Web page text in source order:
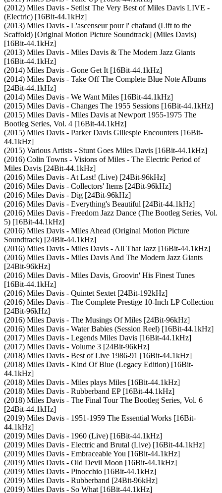
(2012) Miles Davis - Setlist The Very Best of Miles Davis LIVE -
(Electric) [16Bit-44.1kHz]
(2013) Miles Davis - L'ascenseur pour l' chafaud (Lift to the
Scaffold) [Original Motion Picture Soundtrack] (Miles Davis)
[16Bit-44.1kHz]
(2013) Miles Davis - Miles Davis & The Modern Jazz Giants
[16Bit-44.1kHz]
(2014) Miles Davis - Gone Get It [16Bit-44.1kHz]
(2014) Miles Davis - Take Off The Complete Blue Note Albums
[24Bit-44.1kHz]
(2014) Miles Davis - We Want Miles [16Bit-44.1kHz]
(2015) Miles Davis - Changes The 1955 Sessions [16Bit-44.1kHz]
(2015) Miles Davis - Miles Davis at Newport 1955-1975 The
Bootleg Series, Vol. 4 [16Bit-44.1kHz]
(2015) Miles Davis - Parker Davis Gillespie Encounters [16Bit-
44.1kHz]
(2015) Various Artists - Stunt Goes Miles Davis [16Bit-44.1kHz]
(2016) Colin Towns - Visions of Miles - The Electric Period of
Miles Davis [24Bit-44.1kHz]
(2016) Miles Davis - At Last! (Live) [24Bit-96kHz]
(2016) Miles Davis - Collectors' Items [24Bit-96kHz]
(2016) Miles Davis - Dig [24Bit-96kHz]
(2016) Miles Davis - Everything's Beautiful [24Bit-44.1kHz]
(2016) Miles Davis - Freedom Jazz Dance (The Bootleg Series, Vol.
5) [16Bit-44.1kHz]
(2016) Miles Davis - Miles Ahead (Original Motion Picture
Soundtrack) [24Bit-44.1kHz]
(2016) Miles Davis - Miles Davis - All That Jazz [16Bit-44.1kHz]
(2016) Miles Davis - Miles Davis And The Modern Jazz Giants
[24Bit-96kHz]
(2016) Miles Davis - Miles Davis, Groovin' His Finest Tunes
[16Bit-44.1kHz]
(2016) Miles Davis - Quintet Sextet [24Bit-192kHz]
(2016) Miles Davis - The Complete Prestige 10-Inch LP Collection
[24Bit-96kHz]
(2016) Miles Davis - The Musings Of Miles [24Bit-96kHz]
(2016) Miles Davis - Water Babies (Session Reel) [16Bit-44.1kHz]
(2017) Miles Davis - Legends Miles Davis [16Bit-44.1kHz]
(2017) Miles Davis - Volume 3 [24Bit-96kHz]
(2018) Miles Davis - Best of Live 1986-91 [16Bit-44.1kHz]
(2018) Miles Davis - Kind Of Blue (Legacy Edition) [16Bit-
44.1kHz]
(2018) Miles Davis - Miles plays Miles [16Bit-44.1kHz]
(2018) Miles Davis - Rubberband EP [16Bit-44.1kHz]
(2018) Miles Davis - The Final Tour The Bootleg Series, Vol. 6
[24Bit-44.1kHz]
(2019) Miles Davis - 1951-1959 The Essential Works [16Bit-
44.1kHz]
(2019) Miles Davis - 1960 (Live) [16Bit-44.1kHz]
(2019) Miles Davis - Electric and Brutal (Live) [16Bit-44.1kHz]
(2019) Miles Davis - Embraceable You [16Bit-44.1kHz]
(2019) Miles Davis - Old Devil Moon [16Bit-44.1kHz]
(2019) Miles Davis - Pinocchio [16Bit-44.1kHz]
(2019) Miles Davis - Rubberband [24Bit-96kHz]
(2019) Miles Davis - So What [16Bit-44.1kHz]